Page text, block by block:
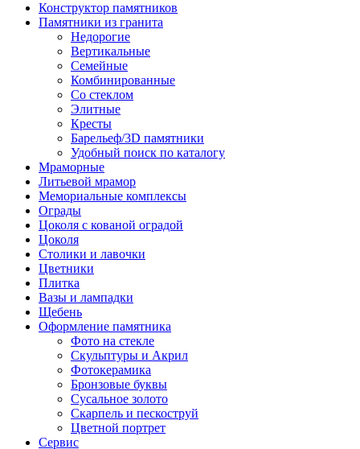
Конструктор памятников
Памятники из гранита
Недорогие
Вертикальные
Семейные
Комбинированные
Со стеклом
Элитные
Кресты
Барельеф/3D памятники
Удобный поиск по каталогу
Мраморные
Литьевой мрамор
Мемориальные комплексы
Ограды
Цоколя с кованой оградой
Цоколя
Столики и лавочки
Цветники
Плитка
Вазы и лампадки
Щебень
Оформление памятника
Фото на стекле
Скульптуры и Акрил
Фотокерамика
Бронзовые буквы
Сусальное золото
Скарпель и пескоструй
Цветной портрет
Сервис